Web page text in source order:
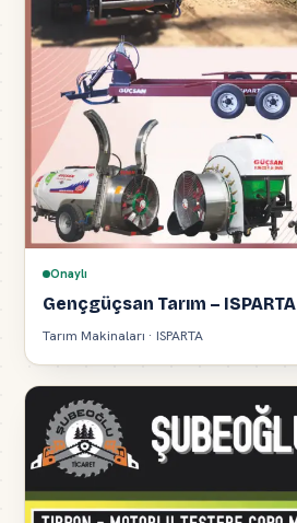
Onaylı
Gençgüçsan Tarım – ISPARTA
Tarım Makinaları · ISPARTA